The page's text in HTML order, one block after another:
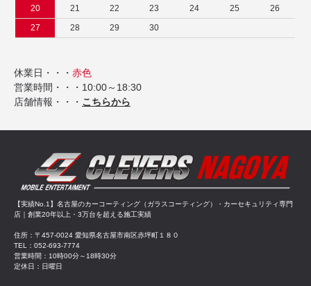
20
21 22 23 24 25
26
27
28 29 30
休業日・・・ 赤色
営業時間・・・10:00～18:30
店舗情報・・・ こちらから
【実績No.1】名古屋のカーコーティング（ガラスコーティング）・カーセキュリティ専門
店｜創業20年以上・3万台を超える施工実績
住所：〒457-0024 愛知県名古屋市南区赤坪町１８０
TEL：052-693-7774
営業時間：10時00分～18時30分
定休日：日曜日